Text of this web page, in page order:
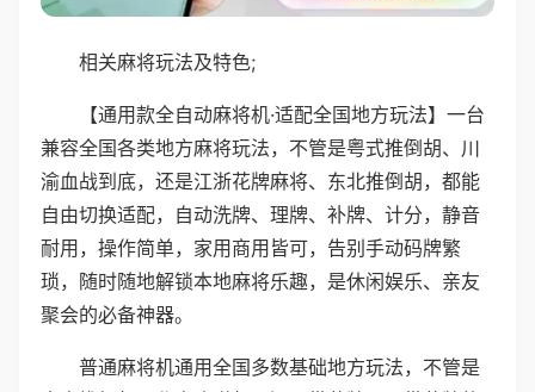
相关麻将玩法及特色;
【通用款全自动麻将机·适配全国地方玩法】一台
兼容全国各类地方麻将玩法，不管是粤式推倒胡、川
渝血战到底，还是江浙花牌麻将、东北推倒胡，都能
自由切换适配，自动洗牌、理牌、补牌、计分，静音
耐用，操作简单，家用商用皆可，告别手动码牌繁
琐，随时随地解锁本地麻将乐趣，是休闲娱乐、亲友
聚会的必备神器。
普通麻将机通用全国多数基础地方玩法，不管是